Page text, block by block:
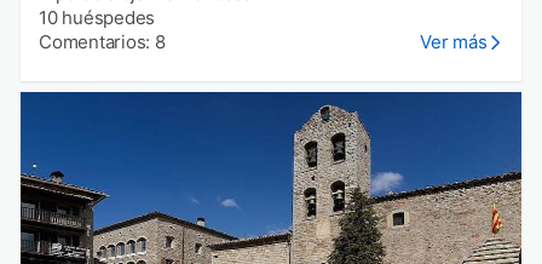
10 huéspedes
Comentarios: 8
Ver más